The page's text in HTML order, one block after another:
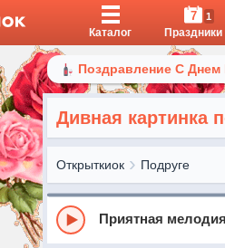
Каталог
7 1
Праздники
Поздравление С
Дивная картинка
Открыткиок Подруге
Приятная